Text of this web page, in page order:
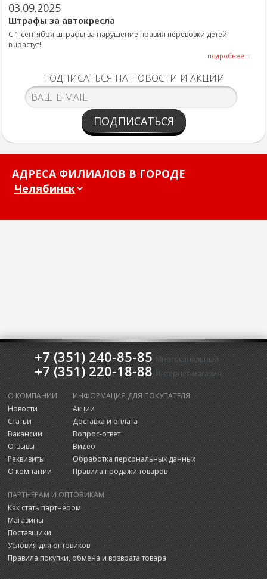
03.09.2025
Штрафы за автокресла
С 1 сентября штрафы за нарушение правил перевозки детей
вырастут!!
подробнее...
ПОДПИСАТЬСЯ НА НОВОСТИ И АКЦИИ
ПОДПИСАТЬСЯ
АДРЕСА ФИЛИАЛОВ В ГОРОДЕ
+7 (351) 240-85-85 Многоканальный
+7 (351) 220-18-88 Интернет-магазин
О КОМПАНИИ
Новости
Статьи
Вакансии
Отзывы
Реквизиты
О компании
ИНФОРМАЦИЯ ДЛЯ ПОКУПАТЕЛЯ
Акции
Доставка и оплата
Вопрос-ответ
Видео
Обработка персональных данных
Правила продажи товаров
ПАРТНЕРАМ И ОПТОВИКАМ
Как стать партнером
Магазины
Поставщики
Условия для оптовиков
Правила покупки, обмена и возврата товара